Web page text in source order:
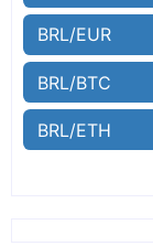
BRL/EUR
BRL/BTC
BRL/ETH